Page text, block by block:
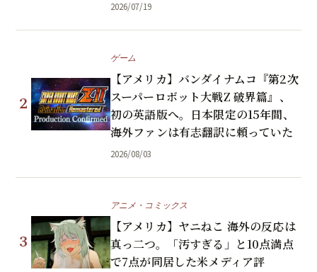
2026/07/19
2
ゲーム
【アメリカ】バンダイナムコ『第2次
スーパーロボット大戦Z 破界篇』、
初の英語版へ。日本限定の15年間、
海外ファンは有志翻訳に頼っていた
2026/08/03
3
アニメ・コミックス
【アメリカ】ヤニねこ 海外の反応は
真っ二つ。「汚すぎる」と10点満点
で7点が同居した米メディア評